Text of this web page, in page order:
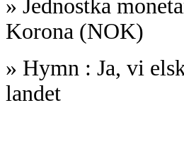
» Jednostka
Korona (NOK)
» Hymn : Ja, vi
landet